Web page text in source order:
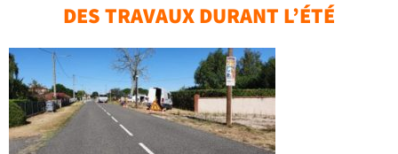
DES TRAVAUX DURANT L’ÉTÉ